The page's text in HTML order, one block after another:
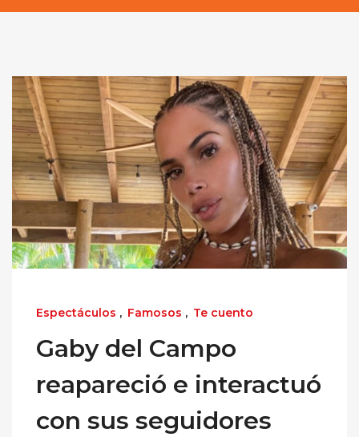
Espectáculos , Famosos , Te cuento
Gaby del Campo
reapareció e interactuó
con sus seguidores